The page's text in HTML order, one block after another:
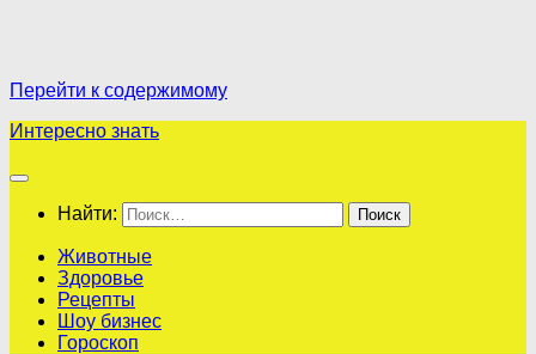
Перейти к содержимому
Интересно знать
Найти:
Животные
Здоровье
Рецепты
Шоу бизнес
Гороскоп